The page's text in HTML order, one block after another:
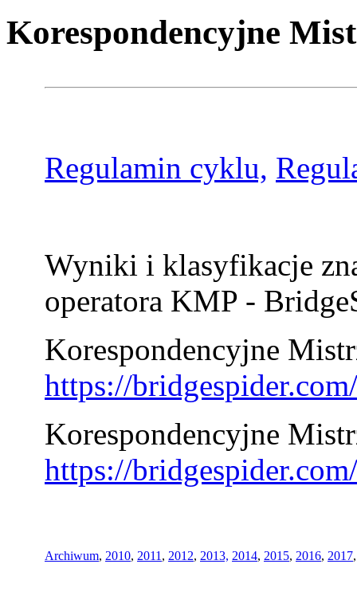
Korespondencyjne
Regulamin cyklu,
Wyniki i klasyfikacje
operatora KMP -
Korespondencyjne
https://
Korespondencyjne
https://
Archiwum, 2010, 2011 , 2012, 2013, 2014, 2015, 2016, 2017